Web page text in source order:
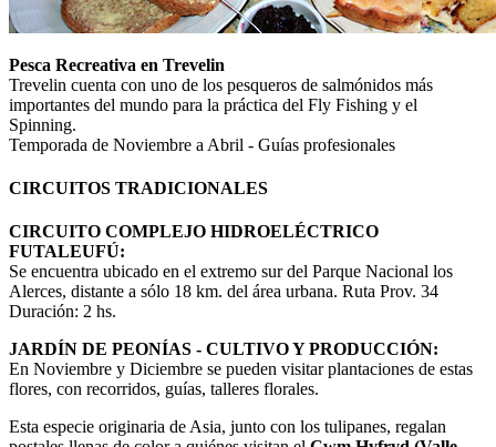
Pesca Recreativa en Trevelin
Trevelin cuenta con uno de los pesqueros de salmónidos más
importantes del mundo para la práctica del Fly Fishing y el
Spinning.
Temporada de Noviembre a Abril - Guías profesionales
CIRCUITOS TRADICIONALES
CIRCUITO COMPLEJO HIDROELÉCTRICO
FUTALEUFÚ:
Se encuentra ubicado en el extremo sur del Parque Nacional los
Alerces, distante a sólo 18 km. del área urbana. Ruta Prov. 34
Duración: 2 hs.
JARDÍN DE PEONÍAS - CULTIVO Y PRODUCCIÓN:
En Noviembre y Diciembre se pueden visitar plantaciones de estas
flores, con recorridos, guías, talleres florales.
Esta especie originaria de Asia, junto con los tulipanes, regalan